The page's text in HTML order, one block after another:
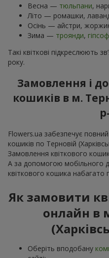
Весна — тюльпани,
Літо — ромашки,
Осінь — айстри,
Зима — троянди,
Такі квіткові підкреслюють
року.
Замовлення і
кошиків в м.
Flowers.ua забезпечує
кошиків по Терновій
Замовлення квіткового
А за допомогою мобільного
квіткового кошика набагато
Як замовити
онлайн в
Оберіть вподобану